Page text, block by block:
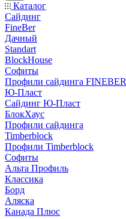
Каталог
Сайдинг
FineBer
Дачный
Standart
BlockHouse
Софиты
Профили сайдинга FINEBER
Ю-Пласт
Сайдинг Ю-Пласт
БлокХаус
Профили сайдинга
Timberblock
Профили Timberblock
Софиты
Альта Профиль
Классика
Борд
Аляска
Канада Плюс